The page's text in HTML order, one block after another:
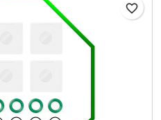
favorite_border